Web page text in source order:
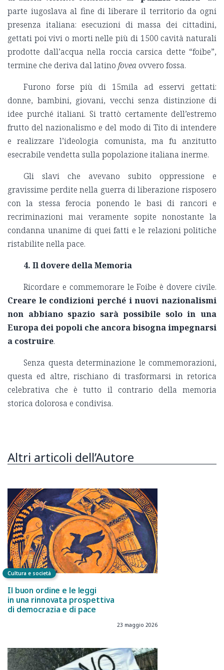
parte iugoslava al fine di liberare il territorio da ogni
presenza italiana: esecuzioni di massa dei cittadini,
gettati poi vivi o morti nelle più di 1500 cavità naturali
prodotte dall’acqua nella roccia carsica dette “foibe”,
termine che deriva dal latino fovea ovvero fossa.
Furono forse più di 15mila ad esservi gettati:
donne, bambini, giovani, vecchi senza distinzione di
idee purché italiani. Si trattò certamente dell’estremo
frutto del nazionalismo e del modo di Tito di intendere
e realizzare l’ideologia comunista, ma fu anzitutto
esecrabile vendetta sulla popolazione italiana inerme.
Gli slavi che avevano subito oppressione e
gravissime perdite nella guerra di liberazione risposero
con la stessa ferocia ponendo le basi di rancori e
recriminazioni mai veramente sopite nonostante la
condanna unanime di quei fatti e le relazioni politiche
ristabilite nella pace.
4. Il dovere della Memoria
Ricordare e commemorare le Foibe è dovere civile.
Creare le condizioni perché i nuovi nazionalismi
non abbiano spazio sarà possibile solo in una
Europa dei popoli che ancora bisogna impegnarsi
a costruire.
Senza questa determinazione le commemorazioni,
questa ed altre, rischiano di trasformarsi in retorica
celebrativa che è tutto il contrario della memoria
storica dolorosa e condivisa.
Altri articoli dell’Autore
Cultura e società
Il buon ordine e le leggi
in una rinnovata prospettiva
di democrazia e di pace
23 maggio 2026